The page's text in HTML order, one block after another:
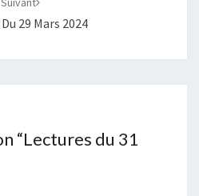
29 Mars 2024
“Lectures du 31